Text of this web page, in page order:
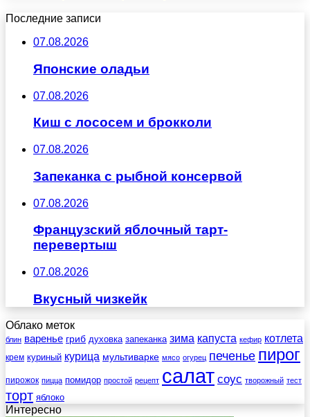
Последние записи
07.08.2026
Японские оладьи
07.08.2026
Киш с лососем и брокколи
07.08.2026
Запеканка с рыбной консервой
07.08.2026
Французский яблочный тарт-
перевертыш
07.08.2026
Вкусный чизкейк
Облако меток
блин варенье гриб духовка запеканка зима капуста кефир котлета
крем куриный курица мультиварке мясо огурец печенье пирог
пирожок пицца помидор простой рецепт салат соус творожный тест
торт яблоко
Интересно